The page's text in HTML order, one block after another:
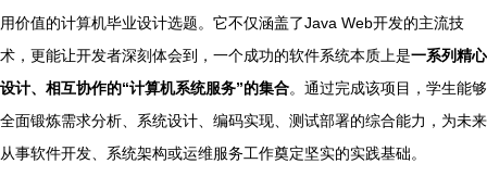
用价值的计算机毕业设计选题。它不仅涵盖了Java Web开发的主流技
术，更能让开发者深刻体会到，一个成功的软件系统本质上是一系列精心
设计、相互协作的“计算机系统服务”的集合。通过完成该项目，学生能够
全面锻炼需求分析、系统设计、编码实现、测试部署的综合能力，为未来
从事软件开发、系统架构或运维服务工作奠定坚实的实践基础。